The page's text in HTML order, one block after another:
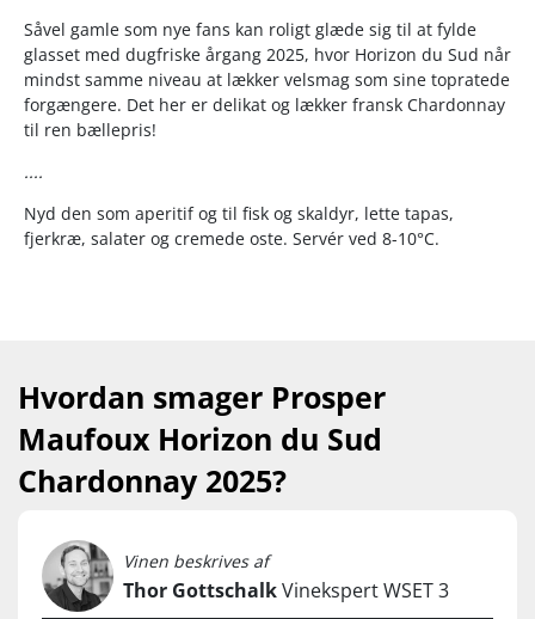
Såvel gamle som nye fans kan roligt glæde sig til at fylde
glasset med dugfriske årgang 2025, hvor Horizon du Sud når
mindst samme niveau at lækker velsmag som sine topratede
forgængere. Det her er delikat og lækker fransk Chardonnay
til ren bællepris!
....
Nyd den som aperitif og til fisk og skaldyr, lette tapas,
fjerkræ, salater og cremede oste. Servér ved 8-10°C.
Hvordan smager Prosper
Maufoux Horizon du Sud
Chardonnay 2025?
Vinen beskrives af
Thor GottschalkVinekspert WSET 3